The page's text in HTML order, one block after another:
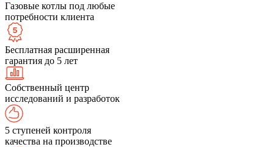
Газовые котлы под любые
потребности клиента
Бесплатная расширенная
гарантия до 5 лет
Собственный центр
исследований и разработок
5 ступеней контроля
качества на производстве